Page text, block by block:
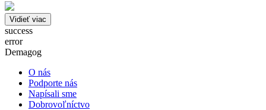
Vidieť viac
success
error
Demagog
O nás
Podporte nás
Napísali sme
Dobrovoľníctvo